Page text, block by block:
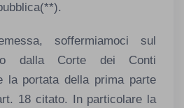
soffermiamoci sul
dalla Corte dei Conti
la portata della prima parte
18 citato. In particolare la